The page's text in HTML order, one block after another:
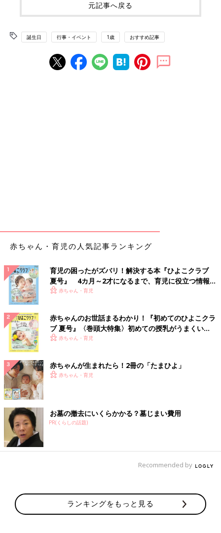
元記事へ戻る
誕生日 行事・イベント 1歳 おすすめ記事
赤ちゃん・育児の人気記事ランキング
育児の困ったがズバリ！解決する本『ひよこクラブ
夏号』 4カ月～2才になるまで、育児に役立つ情報が
いっぱい！
赤ちゃん・育児
赤ちゃんのお世話まるわかり！『初めてのひよこクラ
ブ 夏号』〈巻頭大特集〉初めての授乳がうまくい
く！ おっぱい・ミルクの基本と夏のトラブル 解決テ
赤ちゃん・育児
赤ちゃんが生まれたら！2冊の「たまひよ」
赤ちゃん・育児
お墓の撤去にいくらかかる？墓じまい費用
PR(くらしの話題)
Recommended by
ランキングをもっと見る